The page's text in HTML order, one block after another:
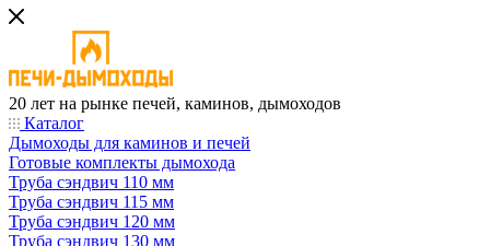
20 лет на рынке печей, каминов, дымоходов
Каталог
Дымоходы для каминов и печей
Готовые комплекты дымохода
Труба сэндвич 110 мм
Труба сэндвич 115 мм
Труба сэндвич 120 мм
Труба сэндвич 130 мм